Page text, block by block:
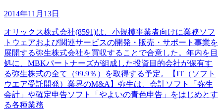
2014年11月13日
オリックス株式会社(8591)は、小規模事業者向けに業務ソフ
トウェアおよび関連サービスの開発・販売・サポート事業を
展開する弥生株式会社を買収することで合意した。年内を目
処に、MBKパートナーズが組成した投資目的会社が保有す
る弥生株式の全て（99.9％）を取得する予定。【IT（ソフト
ウエア受託開発）業界のM&A】弥生は、会計ソフト「弥生
会計」や確定申告ソフト「やよいの青色申告」をはじめとす
る各種業務